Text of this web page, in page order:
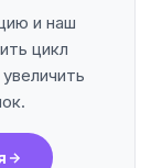
и наш
цикл